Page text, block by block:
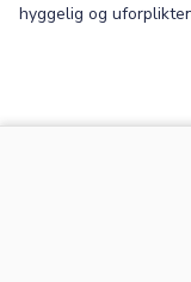
hyggelig og